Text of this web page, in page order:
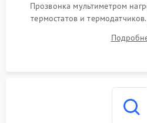
Прозвонка мультиметром
термостатов и
модуля, реле, диодных мостов
индукции). Проверка кранов и